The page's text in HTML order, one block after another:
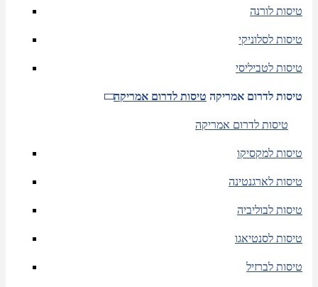
טיסות לורנה
טיסות לסלוניקי
טיסות לטביליסי
טיסות לדרום אמריקה טיסות לדרום אמריקה
טיסות לדרום אמריקה
טיסות למקסיקו
טיסות לארגנטינה
טיסות לבוליביה
טיסות לסנטיאגו
טיסות לברזיל